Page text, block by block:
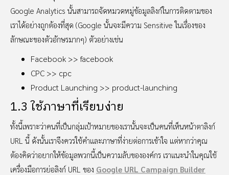
Google Analytics นั้นสามารถจัดหมวดหมู่ข้อมูลลิงก์ในการติดตามของ
เราได้อย่างถูกต้องที่สุด (Google นั้นจะมีความ Sensitive ในเรื่องของ
ลักษณะของตัวอักษรมากๆ) ตัวอย่างเช่น
Facebook >> facebook
CPC >> cpc
Product Launching >> product-launching
1.3 ใช้ภาษาที่เรียบง่าย
ทั้งนี้เพราะว่าคนที่เป็นกลุ่มเป้าหมายของเรานั้นจะเป็นคนที่เห็นหน้าตาลิงก์
URL นี้ ดังนั้นเราจึงควรใช้คำและภาษาที่ง่ายต่อการเข้าใจ แต่หากว่าคุณ
ต้องคิดว่าอยากให้ข้อมูลพวกนี้เป็นความลับขององค์กร เราแนะนำในคุณใช้
เครื่องมือการย่อลิงก์ URL ของ Google URL Campaign Builder